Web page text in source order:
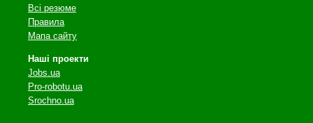
Всі резюме
Правила
Мапа сайту
Наші проекти
Jobs.ua
Pro-robotu.ua
Srochno.ua